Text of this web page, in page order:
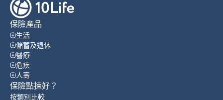
保險產品
生活
儲蓄及退休
醫療
危疾
人壽
保險點揀好？
按類別比較